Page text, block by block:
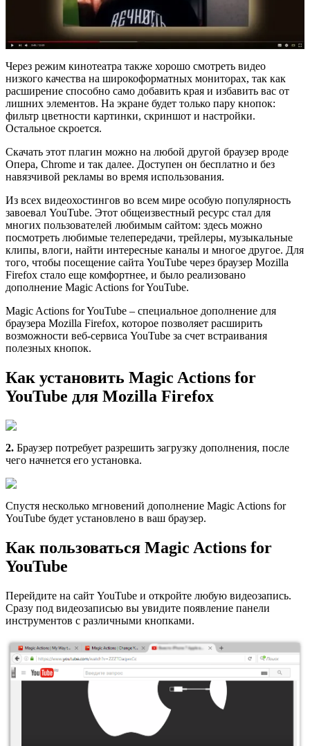
Через режим кинотеатра также хорошо смотреть видео
низкого качества на широкоформатных мониторах, так как
расширение способно само добавить края и избавить вас от
лишних элементов. На экране будет только пару кнопок:
фильтр цветности картинки, скриншот и настройки.
Остальное скроется.
Скачать этот плагин можно на любой другой браузер вроде
Опера, Chrome и так далее. Доступен он бесплатно и без
навязчивой рекламы во время использования.
Из всех видеохостингов во всем мире особую популярность
завоевал YouTube. Этот общеизвестный ресурс стал для
многих пользователей любимым сайтом: здесь можно
посмотреть любимые телепередачи, трейлеры, музыкальные
клипы, влоги, найти интересные каналы и многое другое. Для
того, чтобы посещение сайта YouTube через браузер Mozilla
Firefox стало еще комфортнее, и было реализовано
дополнение Magic Actions for YouTube.
Magic Actions for YouTube – специальное дополнение для
браузера Mozilla Firefox, которое позволяет расширить
возможности веб-сервиса YouTube за счет встраивания
полезных кнопок.
Как установить Magic Actions for
YouTube для Mozilla Firefox
2. Браузер потребует разрешить загрузку дополнения, после
чего начнется его установка.
Спустя несколько мгновений дополнение Magic Actions for
YouTube будет установлено в ваш браузер.
Как пользоваться Magic Actions for
YouTube
Перейдите на сайт YouTube и откройте любую видеозапись.
Сразу под видеозаписью вы увидите появление панели
инструментов с различными кнопками.